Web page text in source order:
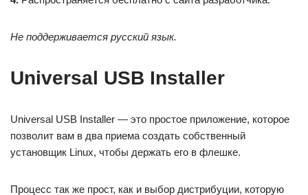
Не поддерживается русский язык.
Universal USB Installer
Universal USB Installer — это простое приложение, которое
позволит вам в два приема создать собственный
установщик Linux, чтобы держать его в флешке.
Процесс так же прост, как и выбор дистрибуции, которую